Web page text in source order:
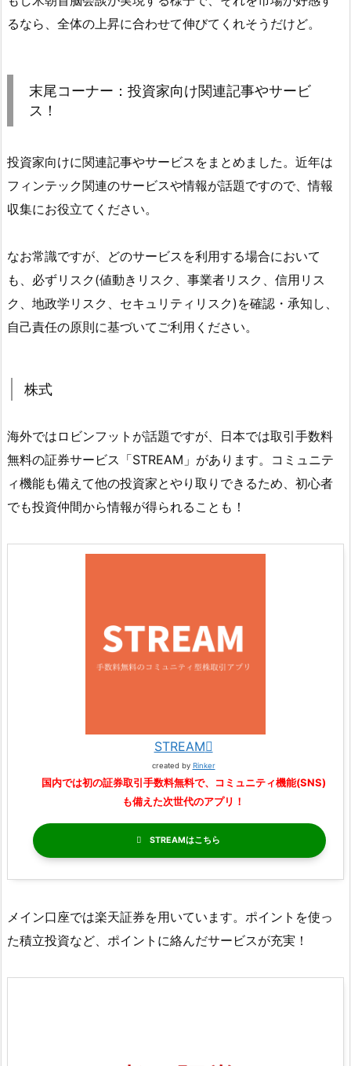
るなら、全体の上昇に合わせて伸びてくれそうだけど。
末尾コーナー：投資家向け関連記事やサービ
ス！
投資家向けに関連記事やサービスをまとめました。近年は
フィンテック関連のサービスや情報が話題ですので、情報
収集にお役立てください。
なお常識ですが、どのサービスを利用する場合において
も、必ずリスク(値動きリスク、事業者リスク、信用リス
ク、地政学リスク、セキュリティリスク)を確認・承知し、
自己責任の原則に基づいてご利用ください。
株式
海外ではロビンフットが話題ですが、日本では取引手数料
無料の証券サービス「STREAM」があります。コミュニテ
ィ機能も備えて他の投資家とやり取りできるため、初心者
でも投資仲間から情報が得られることも！
STREAM
created by Rinker
国内では初の証券取引手数料無料で、コミュニティ機能(SNS)
も備えた次世代のアプリ！
STREAM
メイン口座では楽天証券を用いています。ポイントを使っ
た積立投資など、ポイントに絡んだサービスが充実！